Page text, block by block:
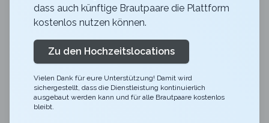
Abendessen
SG
St. Gallen Merkliste Link teilen
Rot ist die Farbe der Liebe. Feiern Sie deshalb mit Ihrer
Gesellschaft im Restaurant Roter Platz. Gestalten Sie
Ihren grossen Tag gemeinsam mit uns. Profitieren Sie
von unserer langjährigen Erfahrung im Catering-
Bereich. Haben Sie ausgefallene Ideen? Dann sind Sie
dass auch künftige Brautpaare die Plattform
kostenlos nutzen können.
Zu den Hochzeitslocations
Vielen Dank für eure Unterstützung! Damit wird
sichergestellt, dass die Dienstleistung kontinuierlich
ausgebaut werden kann und für alle Brautpaare kostenlos
bleibt.